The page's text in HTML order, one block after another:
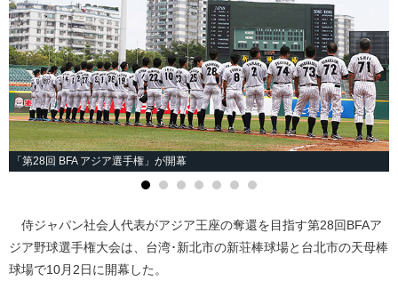
「第28回 BFA アジア選手権」が開幕
侍ジャパン社会人代表がアジア王座の奪還を目指す第28回BFAア
ジア野球選手権大会は、台湾･新北市の新荘棒球場と台北市の天母棒
球場で10月2日に開幕した。